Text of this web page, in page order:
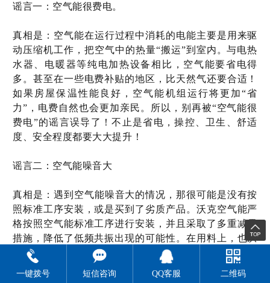
‌谣言一：空气能很费电。
‌真相是：空气能在运行过程中消耗的电能主要是用来驱
动压缩机工作，把空气中的热量“搬运”到室内。与电热
水器、电暖器等纯电加热设备相比，空气能要省电得
多。甚至在一些电费补贴的地区，比天然气还要合适！
如果房屋保温性能良好，空气能机组运行将更加“省
力”，电费自然也会更加亲民。所以，别再被“空气能很
费电”的谣言误导了！不止是省电，操控、卫生、舒适
度、安全程度都要大大提升！
‌谣言二：空气能噪音大
‌真相是：遇到空气能噪音大的情况，那很可能是没有按
照标准工序安装，或是买到了劣质产品。沃克空气能严
格按照空气能标准工序进行安装，并且采取了多重减震
措施，降低了低频共振出现的可能性。在用料上，也从
不“偷工减料”，所有机器噪音都低于国标，更有定制
极致静音的
300KW大型商用热泵产品。所以，选对品
一键拨号 短信咨询 QQ客服 二维码